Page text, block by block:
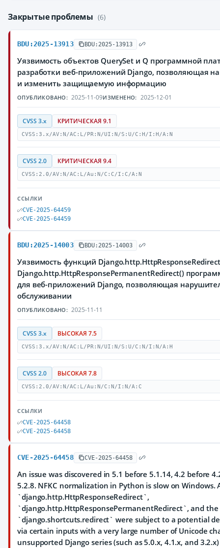
Закрытые проблемы (6)
BDU:2025-13913 BDU:2025-13913
Уязвимость объектов QuerySet и Q программной
разработки веб-приложений Django, позволяющая
и изменить защищаемую информацию
ОПУБЛИКОВАНО: 2025-11-09ИЗМЕНЕНО: 2025-12-01
CVSS 3.x КРИТИЧЕСКАЯ 9.1
CVSS:3.x/AV:N/AC:L/PR:N/UI:N/S:U/C:H/I:H/A:N
CVSS 2.0 КРИТИЧЕСКАЯ 9.4
CVSS:2.0/AV:N/AC:L/Au:N/C:C/I:C/A:N
ССЫЛКИ
CVE-2025-64459
CVE-2025-64459
BDU:2025-14003 BDU:2025-14003
Уязвимость функций
Django.http.HttpResponsePermanentRedirect()
для веб-приложений Django, позволяющая
обслуживании
ОПУБЛИКОВАНО: 2025-11-11
CVSS 3.x ВЫСОКАЯ 7.5
CVSS:3.x/AV:N/AC:L/PR:N/UI:N/S:U/C:N/I:N/A:H
CVSS 2.0 ВЫСОКАЯ 7.8
CVSS:2.0/AV:N/AC:L/Au:N/C:N/I:N/A:C
ССЫЛКИ
CVE-2025-64458
CVE-2025-64458
CVE-2025-64458 CVE-2025-64458
An issue was discovered in 5.1 before 5.1.14, 4.2 before
5.2.8. NFKC normalization in Python is slow on Windows.
`django.http.HttpResponseRedirect`,
`django.http.HttpResponsePermanentRedirect`, and
`django.shortcuts.redirect` were subject to a potential
via certain inputs with a very large number of Unicode
unsupported Django series (such as 5.0.x, 4.1.x, and